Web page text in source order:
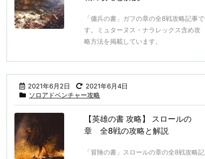
「傭兵の書」ガフの章の全8戦攻略記事で
す。ミュターヌス・ナラレックス含め攻
略方法を掲載しています。
2021年6月2日
2021年6月4日
ソロアドベンチャー攻略
【英雄の書 攻略】 スロールの
章 全8戦の攻略と解説
「冒険の書」スロールの章の全8戦攻略記